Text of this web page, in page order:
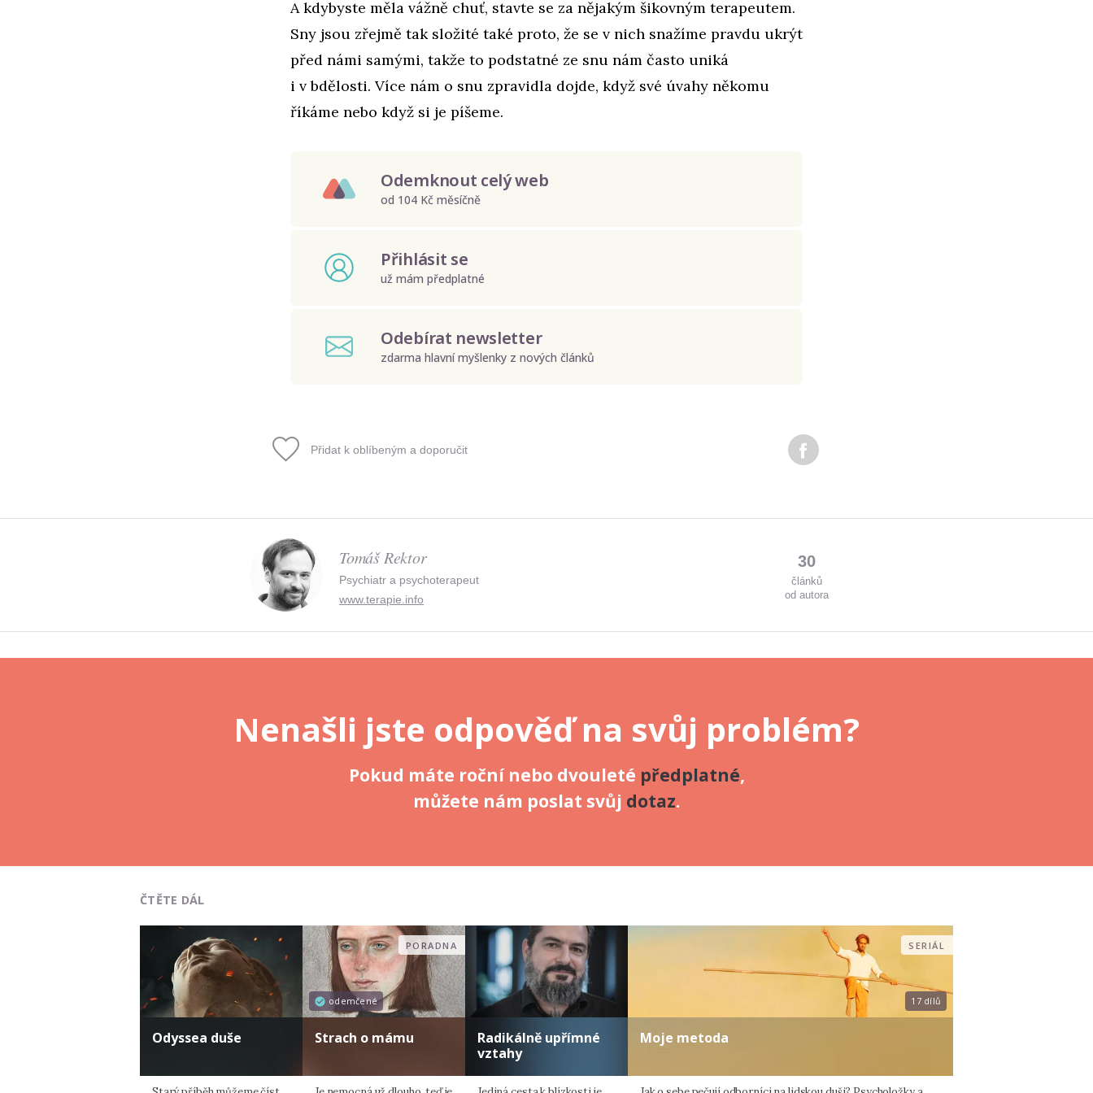
A kdybyste měla vážně chuť, stavte se za nějakým šikovným terapeutem.
Sny jsou zřejmě tak složité také proto, že se v nich snažíme pravdu ukrýt
před námi samými, takže to podstatné ze snu nám často uniká
i v bdělosti. Více nám o snu zpravidla dojde, když své úvahy někomu
říkáme nebo když si je píšeme.
Odemknout celý web
od 104 Kč měsíčně
Přihlásit se
už mám předplatné
Odebírat newsletter
zdarma hlavní myšlenky z nových článků
Přidat k oblíbeným a doporučit
Tomáš Rektor
Psychiatr a psychoterapeut
www.terapie.info
30
článků
od autora
Nenašli jste odpověď na svůj problém?
Pokud máte roční nebo dvouleté předplatné,
můžete nám poslat svůj dotaz.
ČTĚTE DÁL
Odyssea duše
odemčené
PORADNA
Strach o mámu
Radikálně upřímné
vztahy
SERIÁL
17 dílů
Moje metoda